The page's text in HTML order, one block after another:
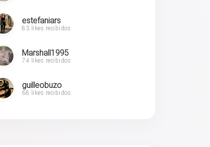
estefaniars
83 likes recibidos
Marshall1995
74 likes recibidos
guilleobuzo
68 likes recibidos